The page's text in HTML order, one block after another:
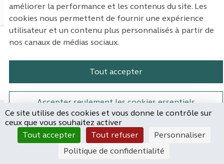
améliorer la performance et les contenus du site. Les
cookies nous permettent de fournir une expérience
utilisateur et un contenu plus personnalisés à partir de
nos canaux de médias sociaux.
Tout accepter
Accepter seulement les cookies essentiels
Paramètres
Voir toutes les propositions retirées
Mentions légales
Paramètres des cookies
Plateforme de participation de la
Plateforme de participation de la
Plateforme de participation
Plateforme de
Site réalisé par
Open Source Politics
(Lien externe)
grâce aulogiciel libre
Ce site utilise des cookies et vous donne le contrôle sur
ceux que vous souhaitez activer
Tout accepter
Tout refuser
Personnaliser
Politique de confidentialité